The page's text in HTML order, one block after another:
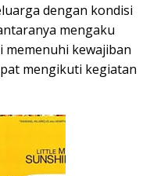
dengan kondisi
mengaku
memenuhi kewajiban
mengikuti kegiatan